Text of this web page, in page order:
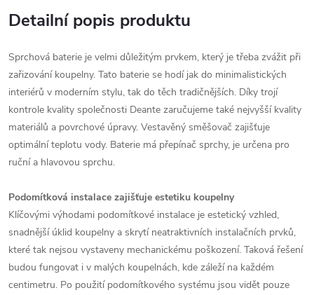
Detailní popis produktu
Sprchová baterie je velmi důležitým prvkem, který je třeba zvážit při
zařizování koupelny. Tato baterie se hodí jak do minimalistických
interiérů v moderním stylu, tak do těch tradičnějších. Díky trojí
kontrole kvality společnosti Deante zaručujeme také nejvyšší kvality
materiálů a povrchové úpravy. Vestavěný směšovač zajišťuje
optimální teplotu vody. Baterie má přepínač sprchy, je určena pro
ruční a hlavovou sprchu.
Podomítková instalace zajišťuje estetiku koupelny
Klíčovými výhodami podomítkové instalace je estetický vzhled,
snadnější úklid koupelny a skrytí neatraktivních instalačních prvků,
které tak nejsou vystaveny mechanickému poškození. Taková řešení
budou fungovat i v malých koupelnách, kde záleží na každém
centimetru. Po použití podomítkového systému jsou vidět pouze